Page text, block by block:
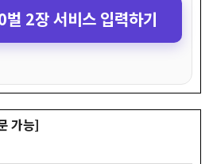
2장 서비스 입력하기
가능]